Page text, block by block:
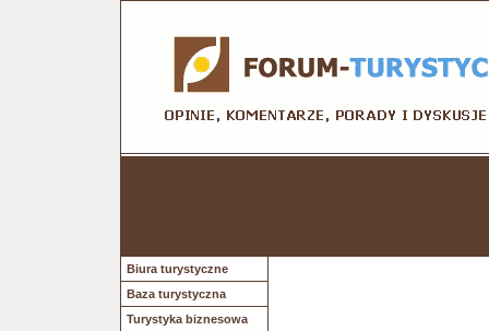
Biura turystyczne
Baza turystyczna
Turystyka biznesowa